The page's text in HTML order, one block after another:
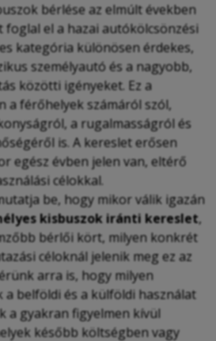
bérlése az elmúlt években
el a hazai autókölcsönzési
kategória különösen érdekes,
személyautó és a nagyobb,
közötti igényeket. Ez a
a férőhelyek számáról szól,
a rugalmasságról és
is. A kereslet erősen
egész évben jelen van, eltérő
célokkal.
be, hogy mikor válik igazán
kisbuszok iránti kereslet,
bérlői kört, milyen konkrét
céloknál jelenik meg ez az
arra is, hogy milyen
a belföldi és a külföldi használat
a gyakran figyelmen kívül
később költségben vagy